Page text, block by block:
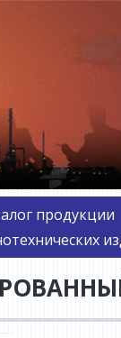
продукции